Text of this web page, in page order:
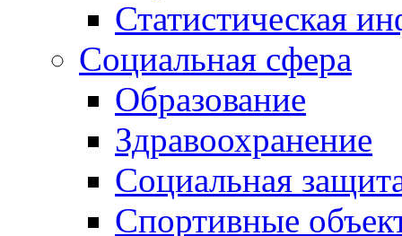
Статистическая
Социальная сфера
Образование
Здравоохранение
Социальная
Спортивные